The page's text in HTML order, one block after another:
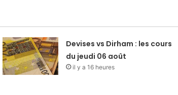
Devises vs Dirham : les cours
du jeudi 06 août
il y a 16 heures